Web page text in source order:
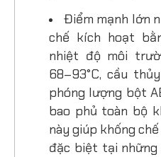
Điểm mạnh lớn
chế kích hoạt
nhiệt độ môi
68–93°C, cầu
phóng lượng bột
bao phủ toàn bộ
này giúp khống
đặc biệt tại